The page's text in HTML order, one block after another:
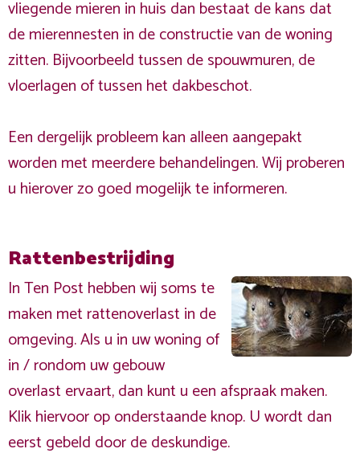
vliegende mieren in huis dan bestaat de kans dat
de mierennesten in de constructie van de woning
zitten. Bijvoorbeeld tussen de spouwmuren, de
vloerlagen of tussen het dakbeschot.
Een dergelijk probleem kan alleen aangepakt
worden met meerdere behandelingen. Wij proberen
u hierover zo goed mogelijk te informeren.
Rattenbestrijding
In Ten Post hebben wij soms te
maken met rattenoverlast in de
omgeving. Als u in uw woning of
in / rondom uw gebouw
overlast ervaart, dan kunt u een afspraak maken.
Klik hiervoor op onderstaande knop. U wordt dan
eerst gebeld door de deskundige.